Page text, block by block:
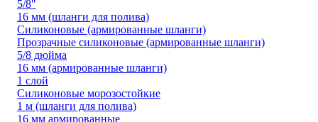
5/8"
16 мм (шланги для полива)
Силиконовые (армированные шланги)
Прозрачные силиконовые (армированные шланги)
5/8 дюйма
16 мм (армированные шланги)
1 слой
Силиконовые морозостойкие
1 м (шланги для полива)
16 мм армированные